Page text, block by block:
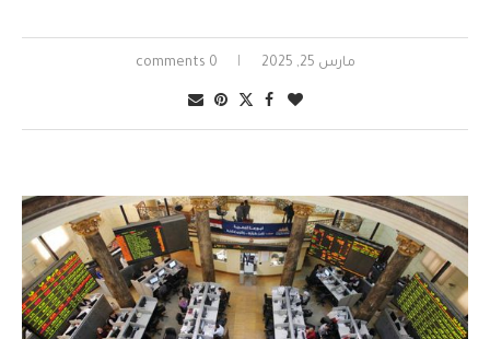
مارس 25, 2025 0 comments